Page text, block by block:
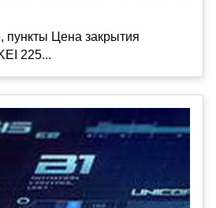
пункты Цена закрытия
225...